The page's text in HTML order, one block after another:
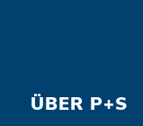
ÜBER P+S